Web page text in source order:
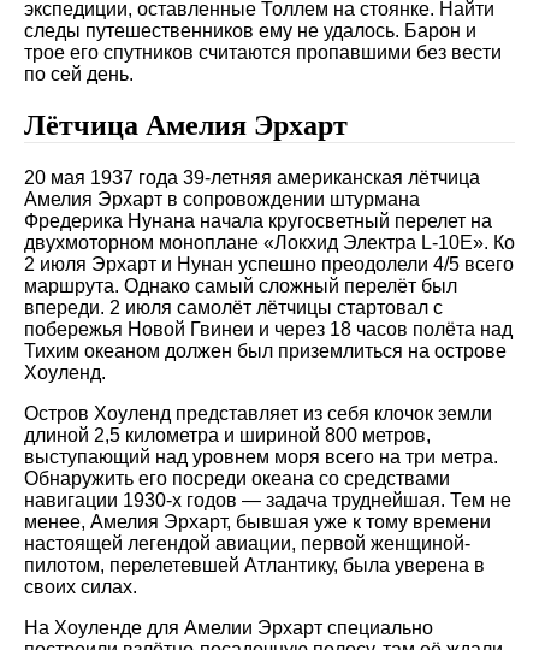
экспедиции, оставленные Толлем на стоянке. Найти
следы путешественников ему не удалось. Барон и
трое его спутников считаются пропавшими без вести
по сей день.
Лётчица Амелия Эрхарт
20 мая 1937 года 39-летняя американская лётчица
Амелия Эрхарт в сопровождении штурмана
Фредерика Нунана начала кругосветный перелет на
двухмоторном моноплане «Локхид Электра L-10E». Ко
2 июля Эрхарт и Нунан успешно преодолели 4/5 всего
маршрута. Однако самый сложный перелёт был
впереди. 2 июля самолёт лётчицы стартовал с
побережья Новой Гвинеи и через 18 часов полёта над
Тихим океаном должен был приземлиться на острове
Хоуленд.
Остров Хоуленд представляет из себя клочок земли
длиной 2,5 километра и шириной 800 метров,
выступающий над уровнем моря всего на три метра.
Обнаружить его посреди океана со средствами
навигации 1930-х годов — задача труднейшая. Тем не
менее, Амелия Эрхарт, бывшая уже к тому времени
настоящей легендой авиации, первой женщиной-
пилотом, перелетевшей Атлантику, была уверена в
своих силах.
На Хоуленде для Амелии Эрхарт специально